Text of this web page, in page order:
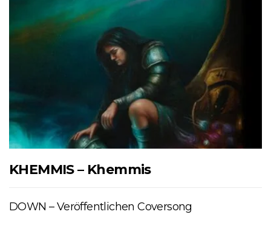
KHEMMIS – Khemmis
DOWN – Veröffentlichen Coversong